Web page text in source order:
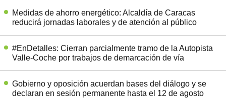
Medidas de ahorro energético: Alcaldía de Caracas
reducirá jornadas laborales y de atención al público
#EnDetalles: Cierran parcialmente tramo de la Autopista
Valle-Coche por trabajos de demarcación de vía
Gobierno y oposición acuerdan bases del diálogo y se
declaran en sesión permanente hasta el 12 de agosto